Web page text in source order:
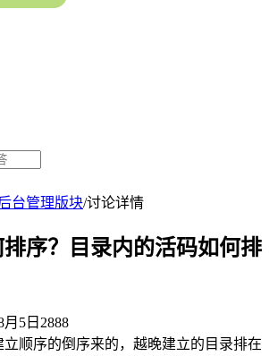
台管理版块/讨论详情
序？目录内的活码如何排
月5日 2888
顺序的倒序来的，越晚建立的目录排在